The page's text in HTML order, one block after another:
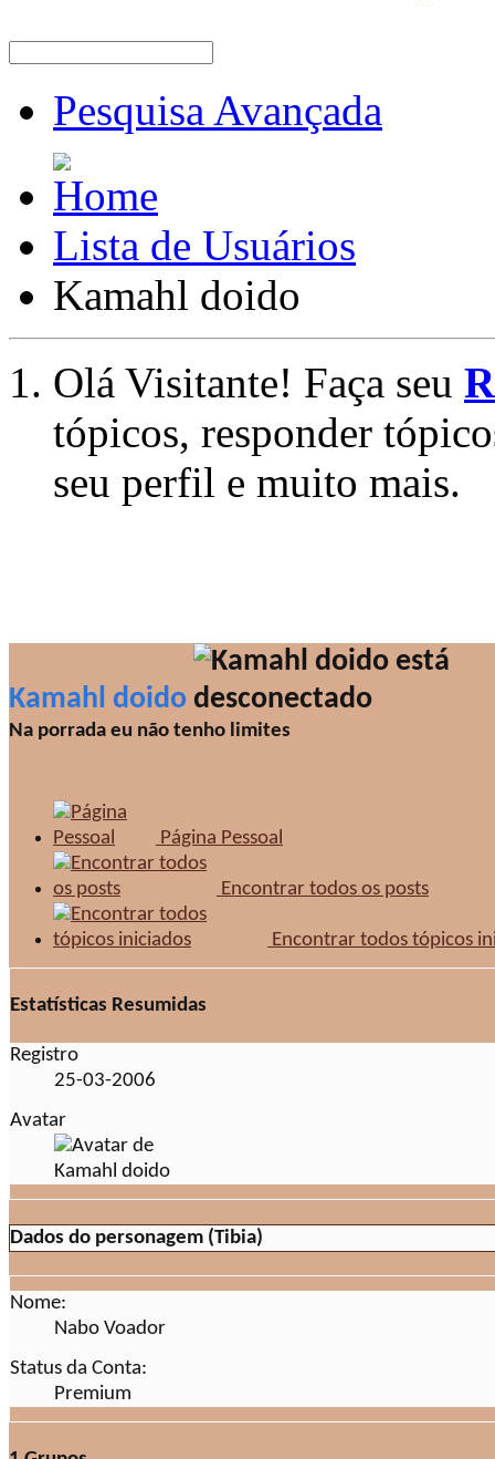
Pesquisa Avançada
Lista de Usuários
Kamahl doido
Olá Visitante! Faça seu
tópicos, responder
seu perfil e muito mais.
Kamahl doido
Na porrada eu não tenho limites
Página Pessoal
Encontrar todos os posts
Encontrar todos tópicos
Estatísticas Resumidas
Registro
25-03-2006
Avatar
Dados do personagem (Tibia)
Nome:
Nabo Voador
Status da Conta:
Premium